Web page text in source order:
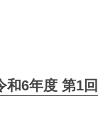
和6年度 第1